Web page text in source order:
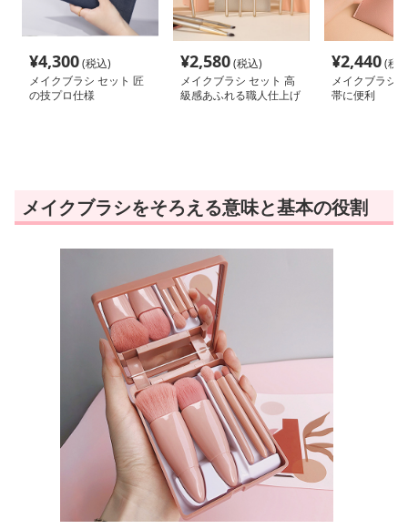
¥4,300(税込)
メイクブラシ セット 匠
の技プロ仕様
¥2,580(税込)
メイクブラシ セット 高
級感あふれる職人仕上げ
¥2,440(税
メイクブラシ
帯に便利
メイクブラシをそろえる意味と基本の役割